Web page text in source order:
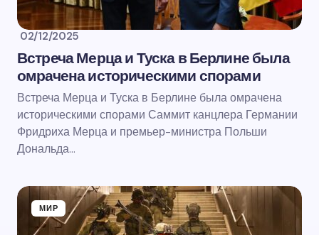
02/12/2025
Встреча Мерца и Туска в Берлине была
омрачена историческими спорами
Встреча Мерца и Туска в Берлине была омрачена
историческими спорами Саммит канцлера Германии
Фридриха Мерца и премьер-министра Польши
Дональда…
МИР